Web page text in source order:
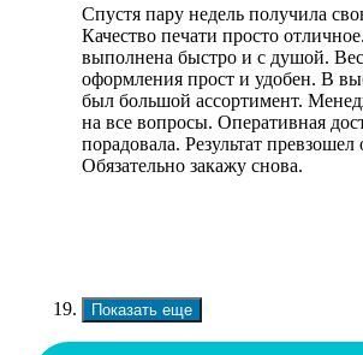
Спустя пару недель получила
Качество печати просто
выполнена быстро и с душой.
оформления прост и удобен. В
был большой ассортимент.
на все вопросы. Оперативная
порадовала. Результат
Обязательно закажу снова.
Показать еще